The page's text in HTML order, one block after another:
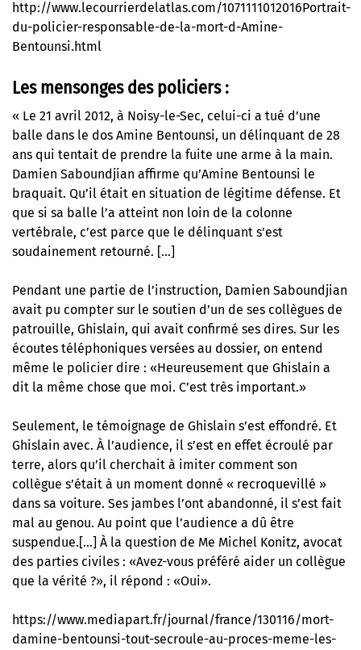
http://www.lecourrierdelatlas.com/1071111012016Portrait-
du-policier-responsable-de-la-mort-d-Amine-
Bentounsi.html
Les mensonges des policiers :
« Le 21 avril 2012, à Noisy-le-Sec, celui-ci a tué d’une
balle dans le dos Amine Bentounsi, un délinquant de 28
ans qui tentait de prendre la fuite une arme à la main.
Damien Saboundjian affirme qu’Amine Bentounsi le
braquait. Qu’il était en situation de légitime défense. Et
que si sa balle l’a atteint non loin de la colonne
vertébrale, c’est parce que le délinquant s’est
soudainement retourné. […]
Pendant une partie de l’instruction, Damien Saboundjian
avait pu compter sur le soutien d’un de ses collègues de
patrouille, Ghislain, qui avait confirmé ses dires. Sur les
écoutes téléphoniques versées au dossier, on entend
même le policier dire : «Heureusement que Ghislain a
dit la même chose que moi. C’est très important.»
Seulement, le témoignage de Ghislain s’est effondré. Et
Ghislain avec. À l’audience, il s’est en effet écroulé par
terre, alors qu’il cherchait à imiter comment son
collègue s’était à un moment donné « recroquevillé »
dans sa voiture. Ses jambes l’ont abandonné, il s’est fait
mal au genou. Au point que l’audience a dû être
suspendue.[…] À la question de Me Michel Konitz, avocat
des parties civiles : «Avez-vous préféré aider un collègue
que la vérité ?», il répond : «Oui».
https://www.mediapart.fr/journal/france/130116/mort-
damine-bentounsi-tout-secroule-au-proces-meme-les-